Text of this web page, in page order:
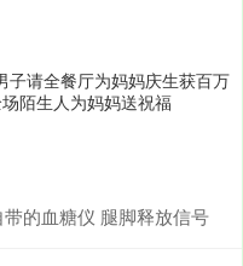
子请全餐厅为妈妈庆生获百万
陌生人为妈妈送祝福
的血糖仪 腿脚释放信号